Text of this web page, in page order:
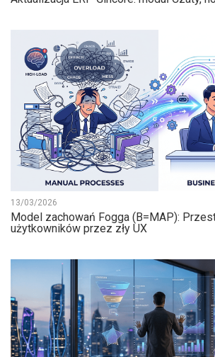
13/03/2026
Model zachowań Fogga (B=MAP):
użytkowników przez zły UX